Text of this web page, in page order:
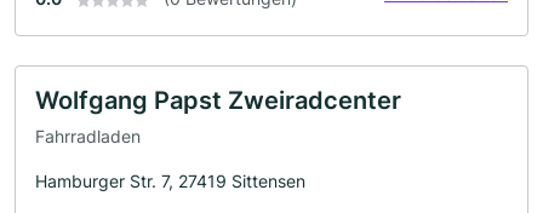
Wolfgang Papst Zweiradcenter
Fahrradladen
Hamburger Str. 7, 27419 Sittensen